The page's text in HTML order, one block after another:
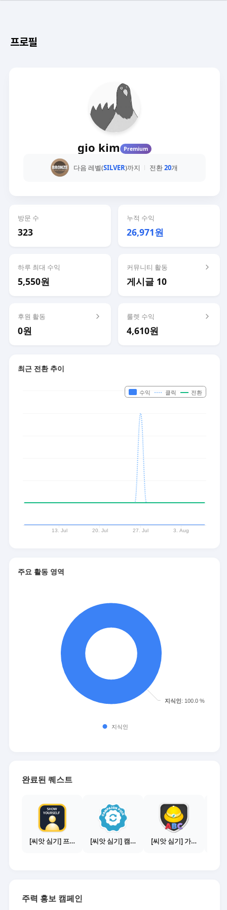
프로필
gio kim Premium
다음 레벨(SILVER)까지 전환20개
방문 수
323
누적 수익
26,971원
하루 최대 수익
5,550원
커뮤니티 활동
게시글 10
후원 활동
0원
룰렛 수익
4,610원
최근 전환 추이
주요 활동 영역
완료된 퀘스트
[씨앗 심기] 프로필 사진 등록하기 [씨앗 심기] 캠페인 전환하기 [씨앗 심기] 가이드보기 - 매체별 활동 가이드
주력 홍보 캠페인